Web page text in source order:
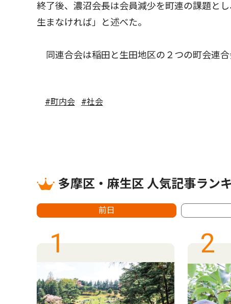
終了後、濃沼会長は会員減少を町連の課題と
生まなければ」と述べた。
同連合会は稲田と生田地区の２つの町会連合
#町内会 #社会
多摩区・麻生区 人気記事ラン
前日
1 2